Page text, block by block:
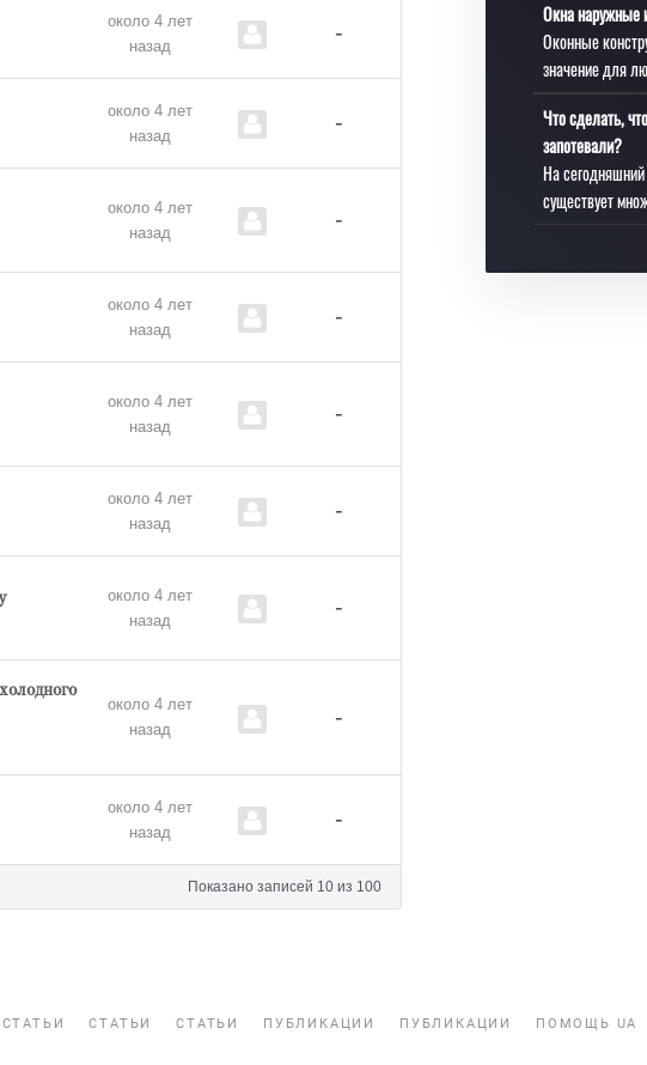
около 4 лет
назад
-
около 4 лет
назад
-
около 4 лет
назад
-
около 4 лет
назад
-
около 4 лет
назад
-
около 4 лет
назад
-
около 4 лет
назад
-
около 4 лет
назад
-
около 4 лет
назад
-
Показано записей 10 из 100
Окна наружные
Оконные
значение для
Что сделать,
запотевали?
На
существует
СТАТЬИ СТАТЬИ СТАТЬИ ПУБЛИКАЦИИ ПУБЛИКАЦИИ ПОМОЩЬ UA